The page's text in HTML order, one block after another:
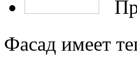
Фасад имеет